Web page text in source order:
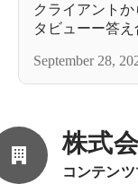
クライアント
タビューー答
September 28,
株式
コンテン